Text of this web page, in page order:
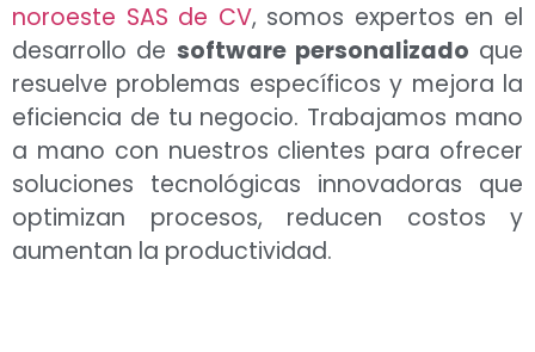
noroeste SAS de CV, somos expertos en el
desarrollo de software personalizado que
resuelve problemas específicos y mejora la
eficiencia de tu negocio. Trabajamos mano
a mano con nuestros clientes para ofrecer
soluciones tecnológicas innovadoras que
optimizan procesos, reducen costos y
aumentan la productividad.